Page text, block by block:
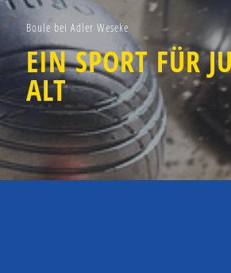
Boule bei Adler Weseke
EIN SPORT FÜR
ALT